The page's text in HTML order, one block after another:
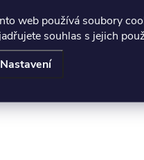
web používá soubory
souhlas s jejich
Nastavení
Vyniká svým